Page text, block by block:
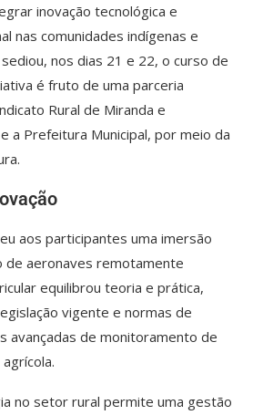
inovação tecnológica e
nas comunidades indígenas e
nos dias 21 e 22, o curso de
é fruto de uma parceria
Rural de Miranda e
a Prefeitura Municipal, por meio da
aos participantes uma imersão
de aeronaves remotamente
equilibrou teoria e prática,
vigente e normas de
avançadas de monitoramento de
no setor rural permite uma gestão